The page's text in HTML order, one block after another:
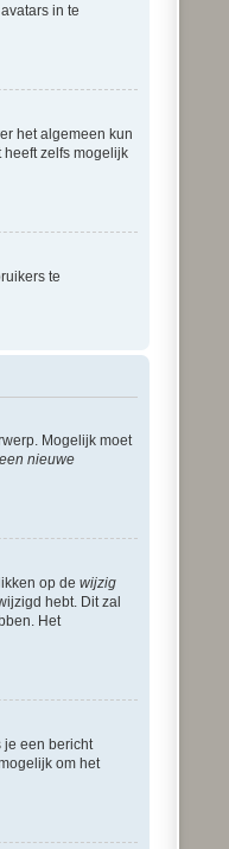
in te
het algemeen kun
zelfs mogelijk
te
Mogelijk moet
nieuwe
op dewijzig
hebt. Dit zal
Het
je een bericht
om het